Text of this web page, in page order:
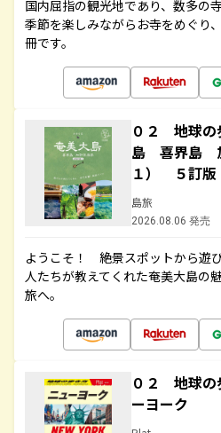
国内屈指の観光地であり、数多の
季節を楽しみながらお寺をめぐり
冊です。
０２ 地球
島 喜界島
１） ５訂版
島旅
2026.08.06 発売
ようこそ！ 絶景スポットから遊
人たちが教えてくれた奄美大島の
旅へ。
０２ 地球
ーヨーク